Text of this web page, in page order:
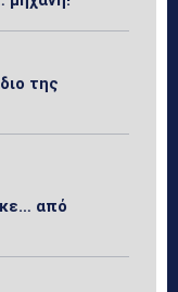
της
από